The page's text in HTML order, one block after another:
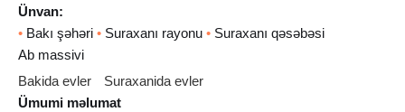
Ünvan:
• Bakı şəhəri • Suraxanı rayonu • Suraxanı qəsəbəsi
Ab massivi
Bakida evler
Suraxanida evler
Ümumi məlumat